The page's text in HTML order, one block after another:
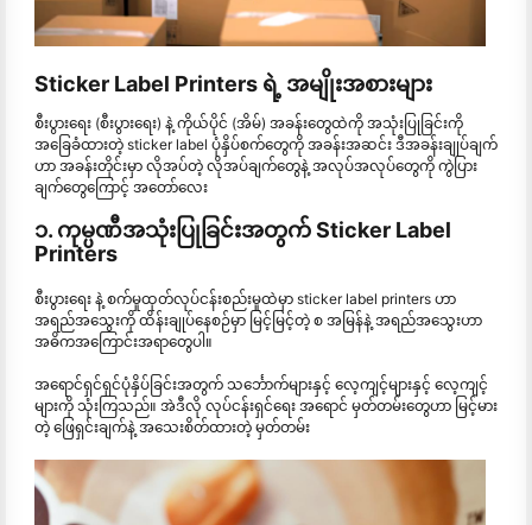
Sticker Label Printers ရဲ့ အမျိုးအစားများ
စီးပွားရေး (စီးပွားရေး) နဲ့ ကိုယ်ပိုင် (အိမ်) အခန်းတွေထဲကို အသုံးပြုခြင်းကို
အခြေခံထားတဲ့ sticker label ပုံနှိပ်စက်တွေကို အခန်းအဆင်း ဒီအခန်းချုပ်ချက်
ဟာ အခန်းတိုင်းမှာ လိုအပ်တဲ့ လိုအပ်ချက်တွေနဲ့ အလုပ်အလုပ်တွေကို ကွဲပြား
ချက်တွေကြောင့် အတော်လေး
၁. ကုမ္ပဏီအသုံးပြုခြင်းအတွက် Sticker Label
Printers
စီးပွားရေး နဲ့ စက်မှုထုတ်လုပ်ငန်းစည်းမှုထဲမှာ sticker label printers ဟာ
အရည်အသွေးကို ထိန်းချုပ်နေစဉ်မှာ မြင့်မြင့်တဲ့ စ အမြန်နဲ့ အရည်အသွေးဟာ
အဓိကအကြောင်းအရာတွေပါ။
အရောင်ရှင်ရှင်ပုံနှိပ်ခြင်းအတွက် သင်္ဘောက်များနှင့် လေ့ကျင့်များနှင့် လေ့ကျင့်
များကို သုံးကြသည်။ အဲဒီလို လုပ်ငန်းရှင်ရေး အရောင် မှတ်တမ်းတွေဟာ မြင့်မား
တဲ့ ဖြေရှင်းချက်နဲ့ အသေးစိတ်ထားတဲ့ မှတ်တမ်း